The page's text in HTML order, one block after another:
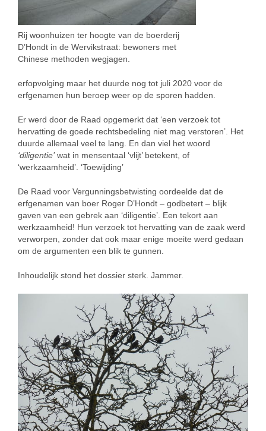
Rij woonhuizen ter hoogte van de boerderij
D’Hondt in de Wervikstraat: bewoners met
Chinese methoden wegjagen.
erfopvolging maar het duurde nog tot juli 2020 voor de
erfgenamen hun beroep weer op de sporen hadden.
Er werd door de Raad opgemerkt dat ‘een verzoek tot
hervatting de goede rechtsbedeling niet mag verstoren’. Het
duurde allemaal veel te lang. En dan viel het woord
‘diligentie’wat in mensentaal ‘vlijt’ betekent, of
‘werkzaamheid’. ‘Toewijding’
De Raad voor Vergunningsbetwisting oordeelde dat de
erfgenamen van boer Roger D’Hondt – godbetert – blijk
gaven van een gebrek aan ‘diligentie’. Een tekort aan
werkzaamheid! Hun verzoek tot hervatting van de zaak werd
verworpen, zonder dat ook maar enige moeite werd gedaan
om de argumenten een blik te gunnen.
Inhoudelijk stond het dossier sterk. Jammer.